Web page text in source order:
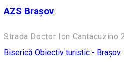
AZS Brașov
Biserică Obiectiv turistic - Brașov